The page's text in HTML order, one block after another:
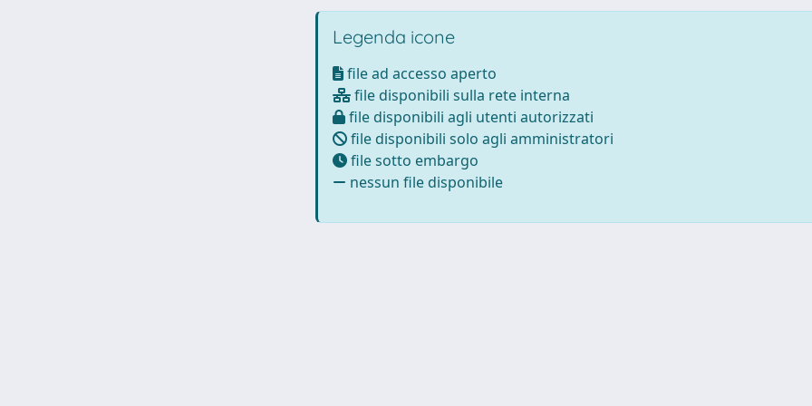
Legenda icone
file ad accesso aperto
file disponibili sulla rete interna
file disponibili agli utenti autorizzati
file disponibili solo agli amministratori
file sotto embargo
nessun file disponibile